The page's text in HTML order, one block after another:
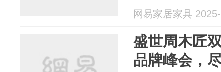
网易家居家具
盛世周木匠
品牌峰会，